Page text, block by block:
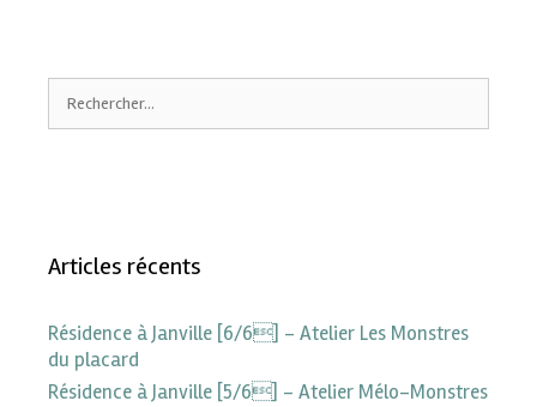
Articles récents
Résidence à Janville [6/6] – Atelier Les Monstres
du placard
Résidence à Janville [5/6] – Atelier Mélo-Monstres